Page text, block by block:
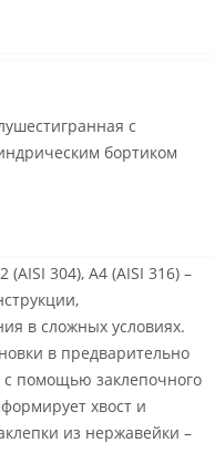
с
бортиком
304), А4 (AISI 316) –
в сложных условиях.
в предварительно
с помощью заклепочного
хвост и
из нержавейки –